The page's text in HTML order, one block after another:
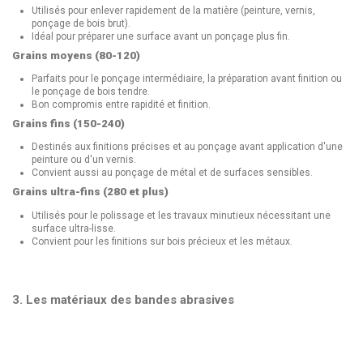
Utilisés pour enlever rapidement de la matière (peinture, vernis,
ponçage de bois brut).
Idéal pour préparer une surface avant un ponçage plus fin.
Grains moyens (80-120)
Parfaits pour le ponçage intermédiaire, la préparation avant finition ou
le ponçage de bois tendre.
Bon compromis entre rapidité et finition.
Grains fins (150-240)
Destinés aux finitions précises et au ponçage avant application d'une
peinture ou d'un vernis.
Convient aussi au ponçage de métal et de surfaces sensibles.
Grains ultra-fins (280 et plus)
Utilisés pour le polissage et les travaux minutieux nécessitant une
surface ultra-lisse.
Convient pour les finitions sur bois précieux et les métaux.
3. Les matériaux des bandes abrasives